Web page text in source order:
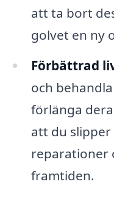
att ta bort
golvet en ny
Förbättrad
och
förlänga
att du
reparationer
framtiden.